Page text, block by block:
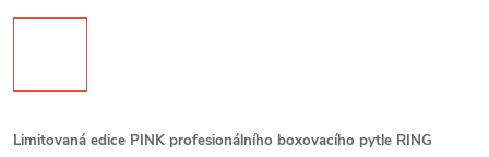
Limitovaná edice PINK profesionálního boxovacího pytle RING